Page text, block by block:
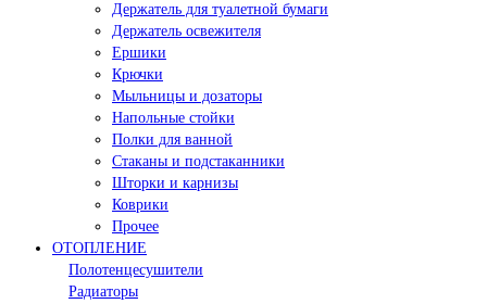
Держатель для туалетной бумаги
Держатель освежителя
Ершики
Крючки
Мыльницы и дозаторы
Напольные стойки
Полки для ванной
Стаканы и подстаканники
Шторки и карнизы
Коврики
Прочее
ОТОПЛЕНИЕ
Полотенцесушители
Радиаторы